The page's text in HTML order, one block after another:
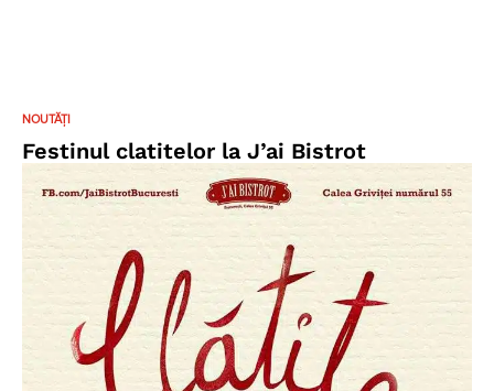
NOUTĂȚI
Festinul clatitelor la J’ai Bistrot